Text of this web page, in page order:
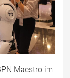
Maestro im